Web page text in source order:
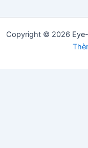
Copyright © 2026